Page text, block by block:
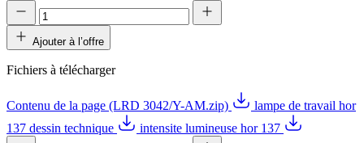
Ajouter à l’offre
Fichiers à télécharger
Contenu de la page (LRD 3042/Y-AM.zip)
lampe de travail hor
137 dessin technique
intensite lumineuse hor 137